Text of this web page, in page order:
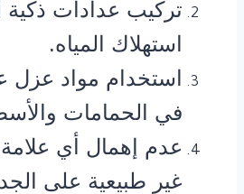
تركيب عدادات ذكية
استهلاك المياه.
استخدام مواد عزل
في الحمامات
عدم إهمال أي
غير طبيعية على